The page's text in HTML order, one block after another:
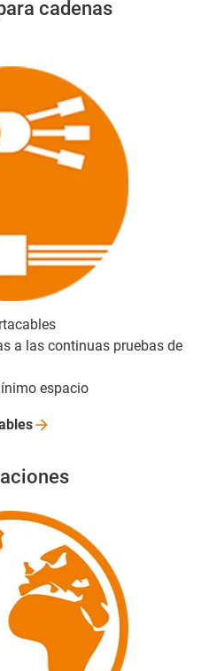
cadenas
a las continuas pruebas de
espacio